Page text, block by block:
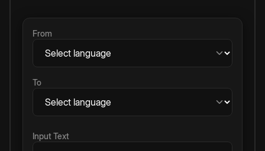
From
To
Input Text